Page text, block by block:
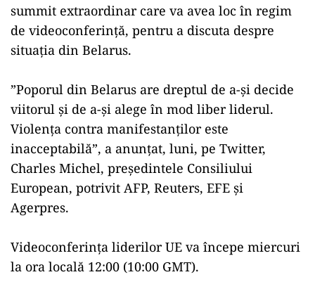
summit extraordinar care va avea loc în regim
de videoconferință, pentru a discuta despre
situaţia din Belarus.
”Poporul din Belarus are dreptul de a-şi decide
viitorul şi de a-şi alege în mod liber liderul.
Violenţa contra manifestanţilor este
inacceptabilă”, a anunțat, luni, pe Twitter,
Charles Michel, preşedintele Consiliului
European, potrivit AFP, Reuters, EFE şi
Agerpres.
Videoconferinţa liderilor UE va începe miercuri
la ora locală 12:00 (10:00 GMT).